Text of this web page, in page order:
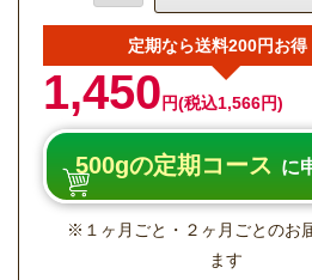
定期なら送料200円お得
1,450 円(税込1,566円)
500gの定期コース に
※１ヶ月ごと・２ヶ月ごとのお
ます